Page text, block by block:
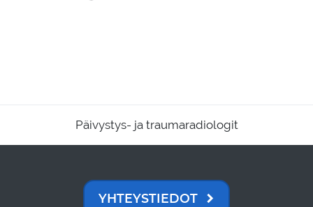
Päivystys- ja traumaradiologit
YHTEYSTIEDOT